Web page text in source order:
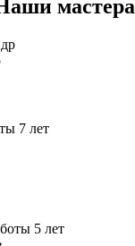
мастера
7 лет
5 лет